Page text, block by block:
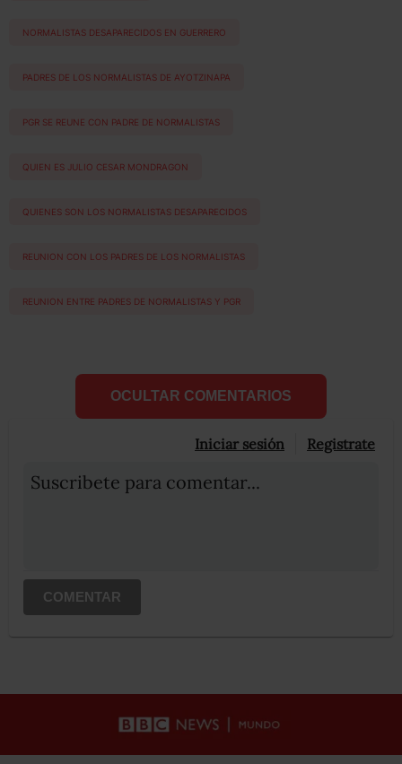
NORMALISTAS DESAPARECIDOS EN GUERRERO
PADRES DE LOS NORMALISTAS DE AYOTZINAPA
PGR SE REUNE CON PADRE DE NORMALISTAS
QUIEN ES JULIO CESAR MONDRAGON
QUIENES SON LOS NORMALISTAS DESAPARECIDOS
REUNION CON LOS PADRES DE LOS NORMALISTAS
REUNION ENTRE PADRES DE NORMALISTAS Y PGR
OCULTAR COMENTARIOS
Iniciar sesión Registrate
Suscribete para comentar...
COMENTAR